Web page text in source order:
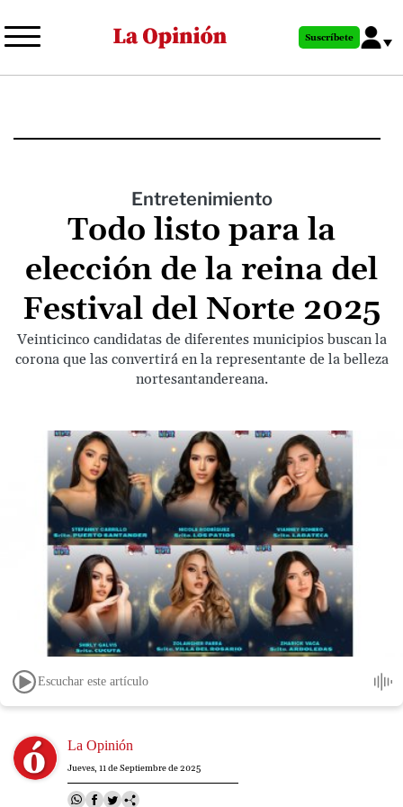
al
principal
Suscríbete
Entretenimiento
Todo listo para la
elección de la reina del
Festival del Norte 2025
Veinticinco candidatas de diferentes municipios buscan la
corona que las convertirá en la representante de la belleza
nortesantandereana.
Escuchar este artículo
Image La Opinión
Jueves, 11 de Septiembre de 2025